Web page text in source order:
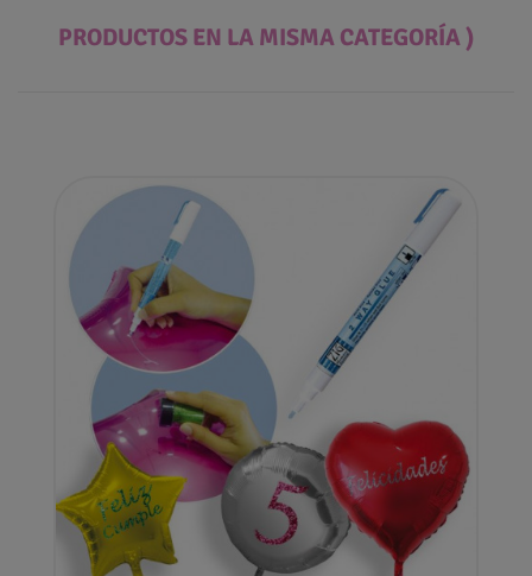
PRODUCTOS EN LA MISMA CATEGORÍA )